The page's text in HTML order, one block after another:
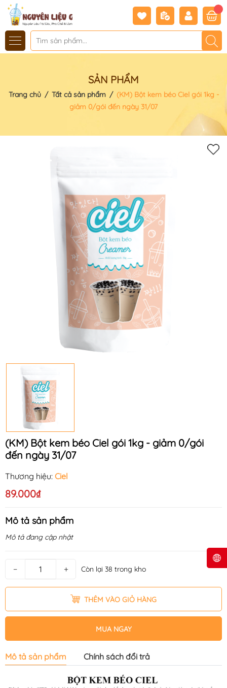
SẢN PHẨM
Trang chủ / Tất cả sản phẩm / (KM) Bột kem béo Ciel gói 1kg -
giảm 0/gói đến ngày 31/07
(KM) Bột kem béo Ciel gói 1kg - giảm 0/gói
đến ngày 31/07
Thương hiệu: Ciel
89.000₫
Mô tả sản phẩm
Mô tả đang cập nhật
− + Còn lại 38 trong kho
THÊM VÀO GIỎ HÀNG
MUA NGAY
Mô tả sản phẩm Chính sách đổi trả